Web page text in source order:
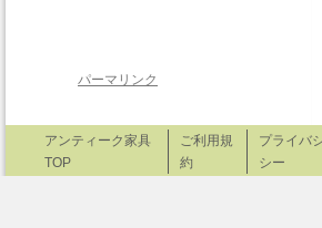
パーマリンク
アンティーク家具
TOP
ご利用規
約
プライバ
シー